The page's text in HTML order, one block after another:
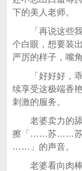
下的美人老师。
「再说这些我
个白眼，想要装出
严厉的样子，嘴
「好好好，乖
续享受这极端香
刺激的服务。
老婆卖力的舔
擦「……苏……
……」的声音。
老婆看向肉棒